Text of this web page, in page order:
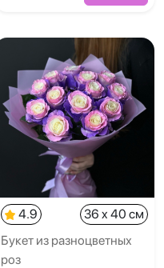
4.9
36 x 40 см
Букет из разноцветных
роз